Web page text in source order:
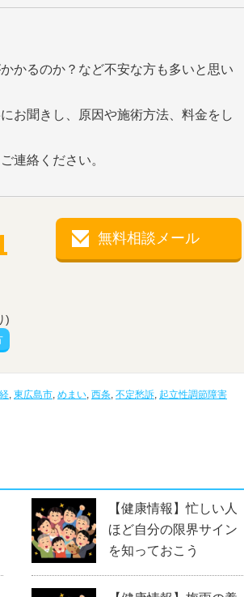
かるのか？など不安な方も多いと思い
お聞きし、原因や施術方法、料金をし
連絡ください。
)
無料相談メール
, 東広島市, めまい, 西条, 不定愁訴, 起立性調節障害
【健康情報】忙しい人
ほど自分の限界サイン
を知っておこう